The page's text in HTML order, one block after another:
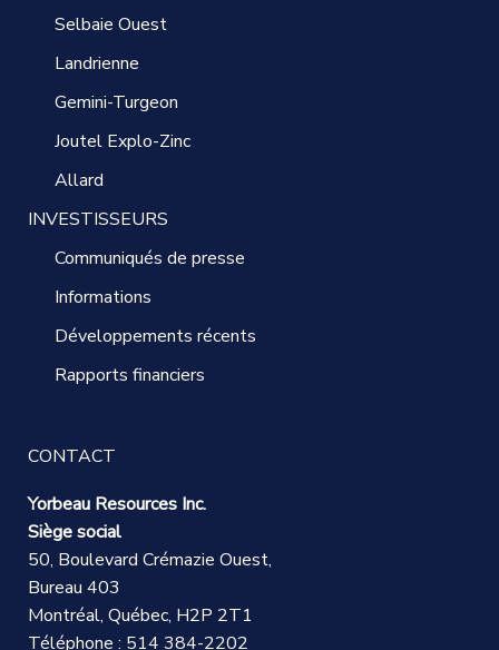
Selbaie Ouest
Landrienne
Gemini-Turgeon
Joutel Explo-Zinc
Allard
INVESTISSEURS
Communiqués de presse
Informations
Développements récents
Rapports financiers
CONTACT
Yorbeau Resources Inc.
Siège social
50, Boulevard Crémazie Ouest,
Bureau 403
Montréal, Québec, H2P 2T1
Téléphone : 514 384-2202